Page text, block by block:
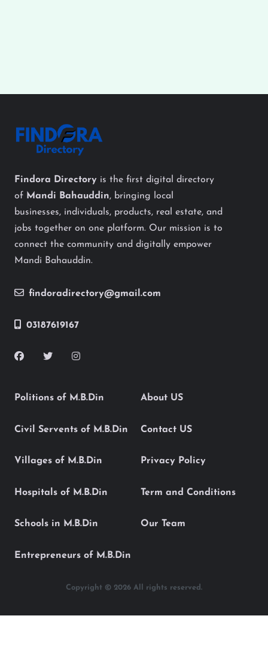
Findora Directory is the first digital directory
of Mandi Bahauddin, bringing local
businesses, individuals, products, real estate, and
jobs together on one platform. Our mission is to
connect the community and digitally empower
Mandi Bahauddin.
findoradirectory@gmail.com
03187619167
Politions of M.B.Din
Civil Servents of M.B.Din
Villages of M.B.Din
Hospitals of M.B.Din
Schools in M.B.Din
Entrepreneurs of M.B.Din
About US
Contact US
Privacy Policy
Term and Conditions
Our Team
Copyright © 2026 All rights reserved.